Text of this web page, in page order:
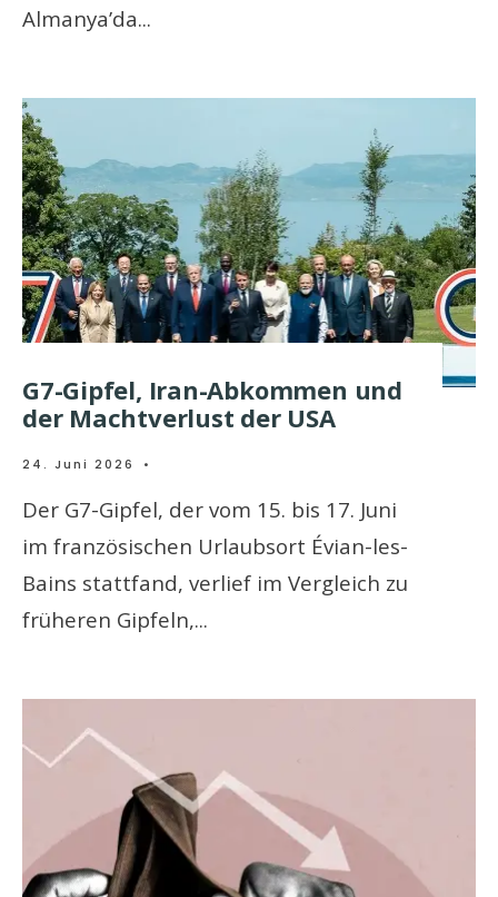
Almanya’da...
G7-Gipfel, Iran-Abkommen und
der Machtverlust der USA
24. Juni 2026 •
Der G7-Gipfel, der vom 15. bis 17. Juni
im französischen Urlaubsort Évian-les-
Bains stattfand, verlief im Vergleich zu
früheren Gipfeln,...